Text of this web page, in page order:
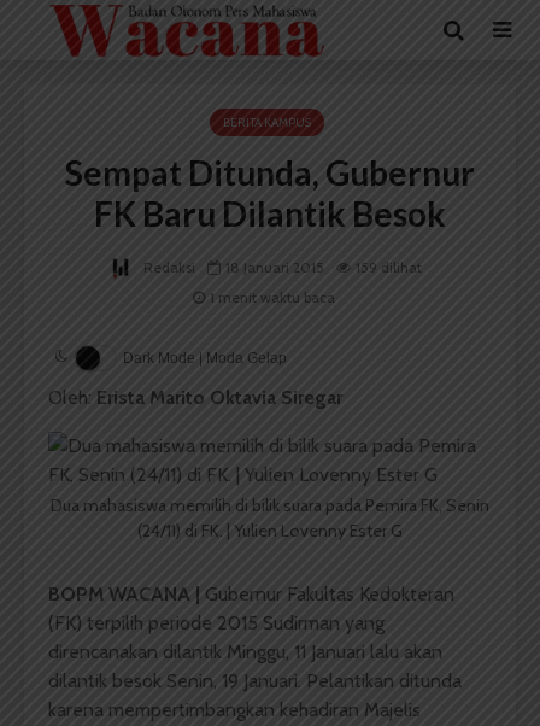
BERITA KAMPUS
Sempat Ditunda, Gubernur
FK Baru Dilantik Besok
Redaksi 18 Januari 2015
159 dilihat
1 menit waktu baca
Dark Mode | Moda Gelap
Oleh: Erista Marito Oktavia Siregar
Dua mahasiswa memilih di bilik suara pada Pemira FK, Senin
(24/11) di FK. | Yulien Lovenny Ester G
BOPM WACANA | Gubernur Fakultas Kedokteran
(FK) terpilih periode 2015 Sudirman yang
direncanakan dilantik Minggu, 11 Januari lalu akan
dilantik besok Senin, 19 Januari. Pelantikan ditunda
karena mempertimbangkan kehadiran Majelis